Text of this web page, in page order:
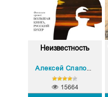
Неизвестность
Алексей Слаповский
15664